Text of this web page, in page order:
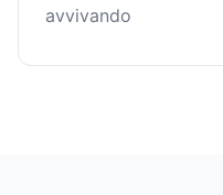
avvivando